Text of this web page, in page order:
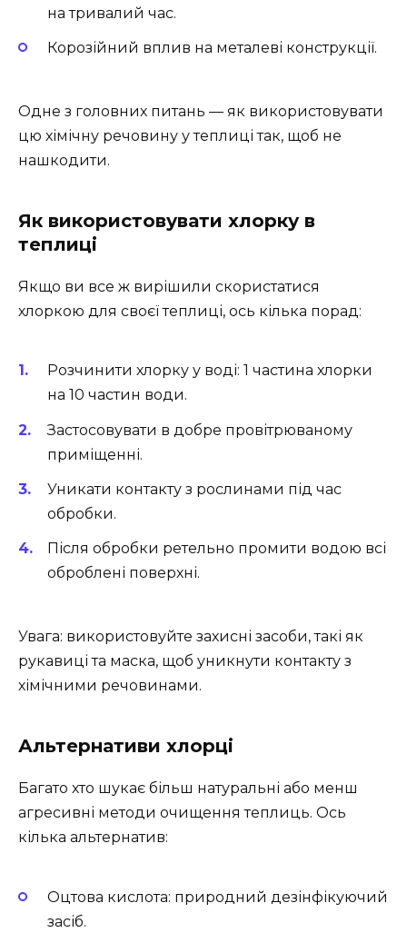
на тривалий час.
Корозійний вплив на металеві конструкції.
Одне з головних питань — як використовувати
цю хімічну речовину у теплиці так, щоб не
нашкодити.
Як використовувати хлорку в
теплиці
Якщо ви все ж вирішили скористатися
хлоркою для своєї теплиці, ось кілька порад:
Розчинити хлорку у воді: 1 частина хлорки
на 10 частин води.
Застосовувати в добре провітрюваному
приміщенні.
Уникати контакту з рослинами під час
обробки.
Після обробки ретельно промити водою всі
оброблені поверхні.
Увага: використовуйте захисні засоби, такі як
рукавиці та маска, щоб уникнути контакту з
хімічними речовинами.
Альтернативи хлорці
Багато хто шукає більш натуральні або менш
агресивні методи очищення теплиць. Ось
кілька альтернатив:
Оцтова кислота: природний дезінфікуючий
засіб.